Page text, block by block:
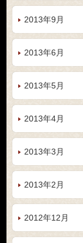
2013年9月
2013年6月
2013年5月
2013年4月
2013年3月
2013年2月
2012年12月